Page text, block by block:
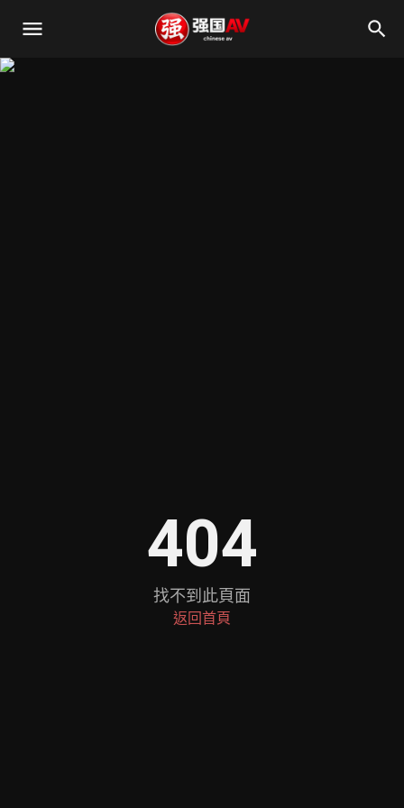
404
找不到此頁面
返回首頁